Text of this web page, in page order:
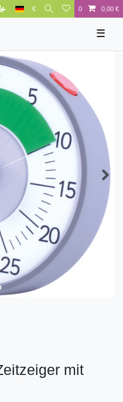
€ 0 0,00 €
☰
mit